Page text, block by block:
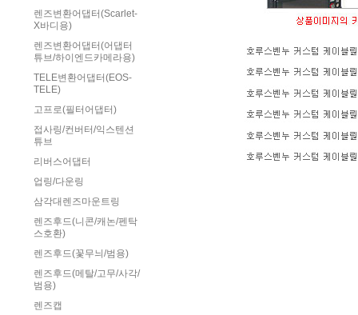
렌즈변환어댑터(Scarlet-
X바디용)
렌즈변환어댑터(어댑터
튜브/하이엔드카메라용)
TELE변환어댑터(EOS-
TELE)
고프로(필터어댑터)
접사링/컨버터/익스텐션
튜브
리버스어댑터
업링/다운링
삼각대렌즈마운트링
렌즈후드(니콘/캐논/펜탁
스호환)
렌즈후드(꽃무늬/범용)
렌즈후드(메탈/고무/사각/
범용)
렌즈캡